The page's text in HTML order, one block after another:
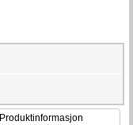
Produktinformasjon